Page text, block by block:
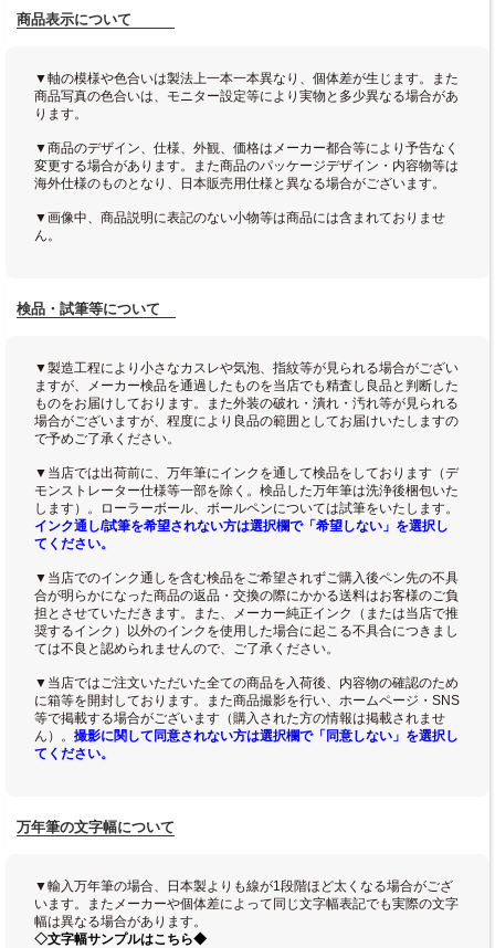
商品表示について
▼軸の模様や色合いは製法上一本一本異なり、個体差が生じます。また
商品写真の色合いは、モニター設定等により実物と多少異なる場合があ
ります。
▼商品のデザイン、仕様、外観、価格はメーカー都合等により予告なく
変更する場合があります。また商品のパッケージデザイン・内容物等は
海外仕様のものとなり、日本販売用仕様と異なる場合がございます。
▼画像中、商品説明に表記のない小物等は商品には含まれておりませ
ん。
検品・試筆等について
▼製造工程により小さなカスレや気泡、指紋等が見られる場合がござい
ますが、メーカー検品を通過したものを当店でも精査し良品と判断した
ものをお届けしております。また外装の破れ・潰れ・汚れ等が見られる
場合がございますが、程度により良品の範囲としてお届けいたしますの
で予めご了承ください。
▼当店では出荷前に、万年筆にインクを通して検品をしております（デ
モンストレーター仕様等一部を除く。検品した万年筆は洗浄後梱包いた
します）。ローラーボール、ボールペンについては試筆をいたします。
インク通し/試筆を希望されない方は選択欄で「希望しない」を選択し
てください。
▼当店でのインク通しを含む検品をご希望されずご購入後ペン先の不具
合が明らかになった商品の返品・交換の際にかかる送料はお客様のご負
担とさせていただきます。また、メーカー純正インク（または当店で推
奨するインク）以外のインクを使用した場合に起こる不具合につきまし
ては不良と認められませんので、ご了承ください。
▼当店ではご注文いただいた全ての商品を入荷後、内容物の確認のため
に箱等を開封しております。また商品撮影を行い、ホームページ・SNS
等で掲載する場合がございます（購入された方の情報は掲載されませ
ん）。 撮影に関して同意されない方は選択欄で「同意しない」を選択し
てください。
万年筆の文字幅について
▼輸入万年筆の場合、日本製よりも線が1段階ほど太くなる場合がござ
います。またメーカーや個体差によって同じ文字幅表記でも実際の文字
幅は異なる場合があります。
◇文字幅サンプルはこちら◆